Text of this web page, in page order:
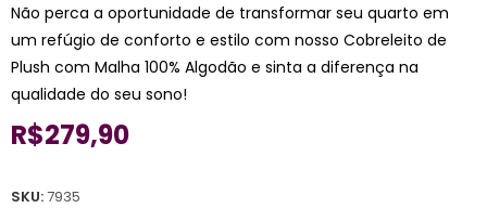
Não perca a oportunidade de transformar seu quarto em
um refúgio de conforto e estilo com nosso Cobreleito de
Plush com Malha 100% Algodão e sinta a diferença na
qualidade do seu sono!
R$279,90
SKU:7935